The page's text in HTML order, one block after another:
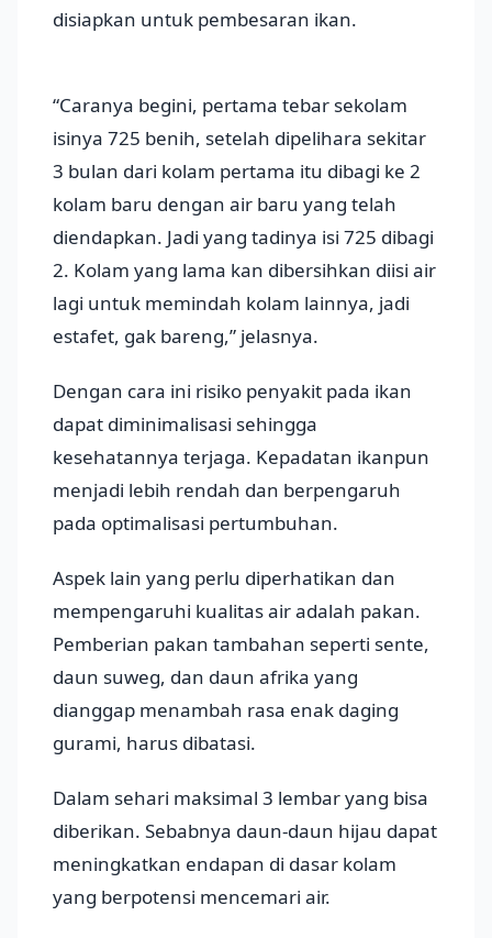
disiapkan untuk pembesaran ikan.
“Caranya begini, pertama tebar sekolam
isinya 725 benih, setelah dipelihara sekitar
3 bulan dari kolam pertama itu dibagi ke 2
kolam baru dengan air baru yang telah
diendapkan. Jadi yang tadinya isi 725 dibagi
2. Kolam yang lama kan dibersihkan diisi air
lagi untuk memindah kolam lainnya, jadi
estafet, gak bareng,” jelasnya.
Dengan cara ini risiko penyakit pada ikan
dapat diminimalisasi sehingga
kesehatannya terjaga. Kepadatan ikanpun
menjadi lebih rendah dan berpengaruh
pada optimalisasi pertumbuhan.
Aspek lain yang perlu diperhatikan dan
mempengaruhi kualitas air adalah pakan.
Pemberian pakan tambahan seperti sente,
daun suweg, dan daun afrika yang
dianggap menambah rasa enak daging
gurami, harus dibatasi.
Dalam sehari maksimal 3 lembar yang bisa
diberikan. Sebabnya daun-daun hijau dapat
meningkatkan endapan di dasar kolam
yang berpotensi mencemari air.